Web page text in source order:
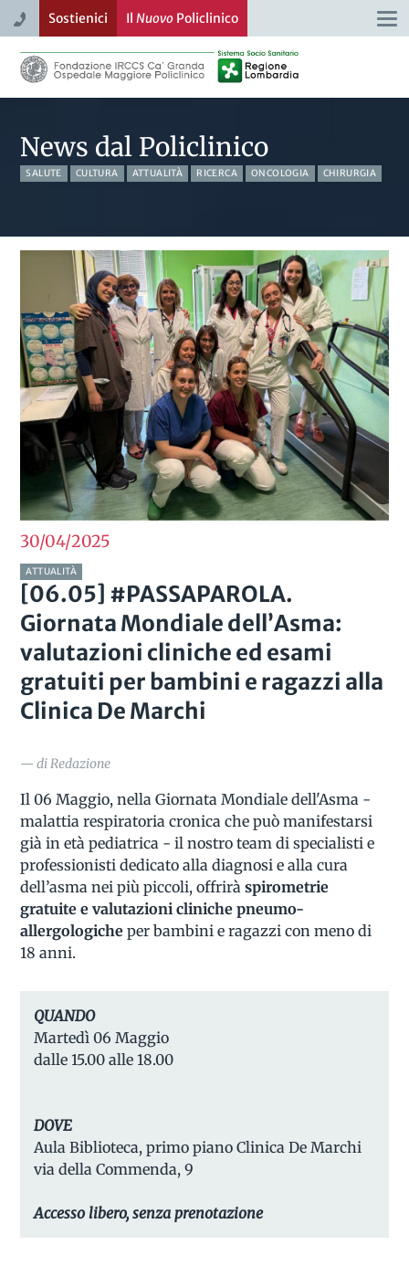
Sostienici Il NuovoPoliclinico
News dal Policlinico
SALUTE CULTURA ATTUALITÀ RICERCA ONCOLOGIA CHIRURGIA
30/042025
ATTUALITÀ
[06.05] #PASSAPAROLA.
Giornata Mondiale dell’Asma:
valutazioni cliniche ed esami
gratuiti per bambini e ragazzi alla
Clinica De Marchi
— di Redazione
Il 06 Maggio, nella Giornata Mondiale dell'Asma -
malattia respiratoria cronica che può manifestarsi
già in età pediatrica - il nostro team di specialisti e
professionisti dedicato alla diagnosi e alla cura
dell’asma nei più piccoli, offriràspirometrie
gratuite e valutazioni cliniche pneumo-
allergologiche per bambini e ragazzi con meno di
18 anni.
QUANDO
Martedì 06 Maggio
dalle 15.00 alle 18.00
DOVE
Aula Biblioteca, primo piano Clinica De Marchi
via della Commenda, 9
Accesso libero, senza prenotazione